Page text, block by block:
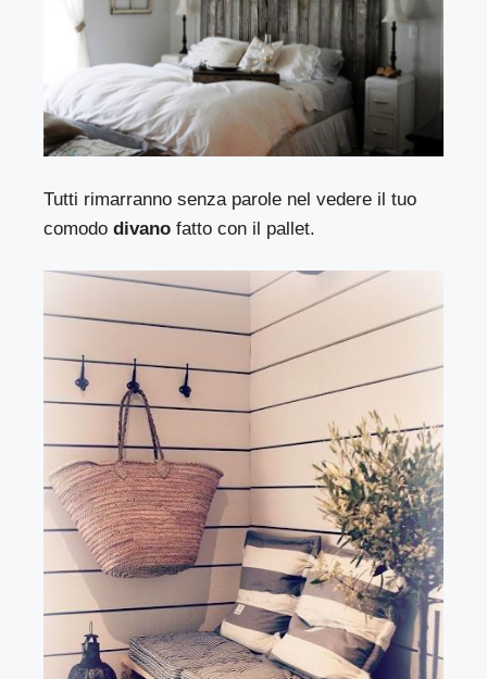
Tutti rimarranno senza parole nel vedere il tuo
comododivano fatto con il pallet.